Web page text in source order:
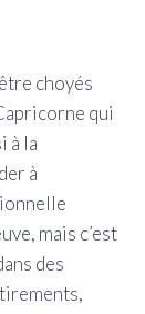
choyés
qui
à la
à
mais c’est
des